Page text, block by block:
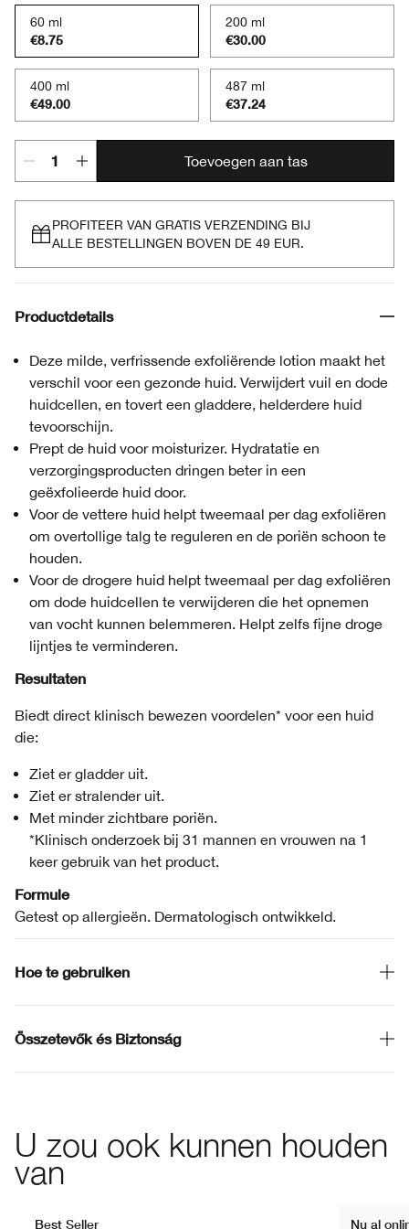
60 ml
€8.75
200 ml
€30.00
400 ml
€49.00
487 ml
€37.24
Toevoegen aan tas
PROFITEER VAN GRATIS VERZENDING BIJ
ALLE BESTELLINGEN BOVEN DE 49 EUR.
Productdetails
Deze milde, verfrissende exfoliërende lotion maakt het
verschil voor een gezonde huid. Verwijdert vuil en dode
huidcellen, en tovert een gladdere, helderdere huid
tevoorschijn.
Prept de huid voor moisturizer. Hydratatie en
verzorgingsproducten dringen beter in een
geëxfolieerde huid door.
Voor de vettere huid helpt tweemaal per dag exfoliëren
om overtollige talg te reguleren en de poriën schoon te
houden.
Voor de drogere huid helpt tweemaal per dag exfoliëren
om dode huidcellen te verwijderen die het opnemen
van vocht kunnen belemmeren. Helpt zelfs fijne droge
lijntjes te verminderen.
Resultaten
Biedt direct klinisch bewezen voordelen* voor een huid
die:
Ziet er gladder uit.
Ziet er stralender uit.
Met minder zichtbare poriën.
*Klinisch onderzoek bij 31 mannen en vrouwen na 1
keer gebruik van het product.
Formule
Getest op allergieën. Dermatologisch ontwikkeld.
Hoe te gebruiken
Összetevők és Biztonság
U zou ook kunnen houden
van
Best Seller Nu al